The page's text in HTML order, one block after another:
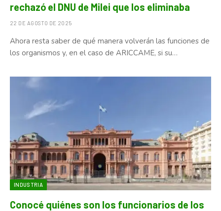
rechazó el DNU de Milei que los eliminaba
22 DE AGOSTO DE 2025
Ahora resta saber de qué manera volverán las funciones de
los organismos y, en el caso de ARICCAME, si su…
INDUSTRIA
Conocé quiénes son los funcionarios de los